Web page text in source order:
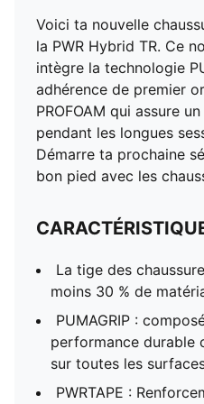
Voici ta nouvelle
la PWR Hybrid TR. Ce
intègre la technologie
adhérence de premier
PROFOAM qui assure
pendant les longues
Démarre ta prochaine
bon pied avec les
La tige des
moins 30 % de
PUMAGRIP :
performance durable
sur toutes les
PWRTAPE :